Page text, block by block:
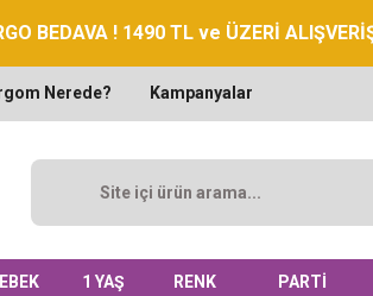
BEDAVA ! 1490 TL ve ÜZERİ
Nerede? Kampanyalar
1 YAŞ
RENK
PARTİ